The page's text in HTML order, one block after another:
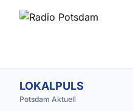
LOKALPULS
Potsdam Aktuell